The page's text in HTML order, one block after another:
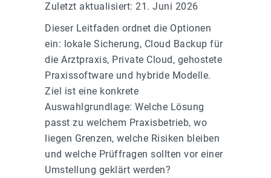
Zuletzt aktualisiert: 21. Juni 2026
Dieser Leitfaden ordnet die Optionen
ein: lokale Sicherung, Cloud Backup für
die Arztpraxis, Private Cloud, gehostete
Praxissoftware und hybride Modelle.
Ziel ist eine konkrete
Auswahlgrundlage: Welche Lösung
passt zu welchem Praxisbetrieb, wo
liegen Grenzen, welche Risiken bleiben
und welche Prüffragen sollten vor einer
Umstellung geklärt werden?